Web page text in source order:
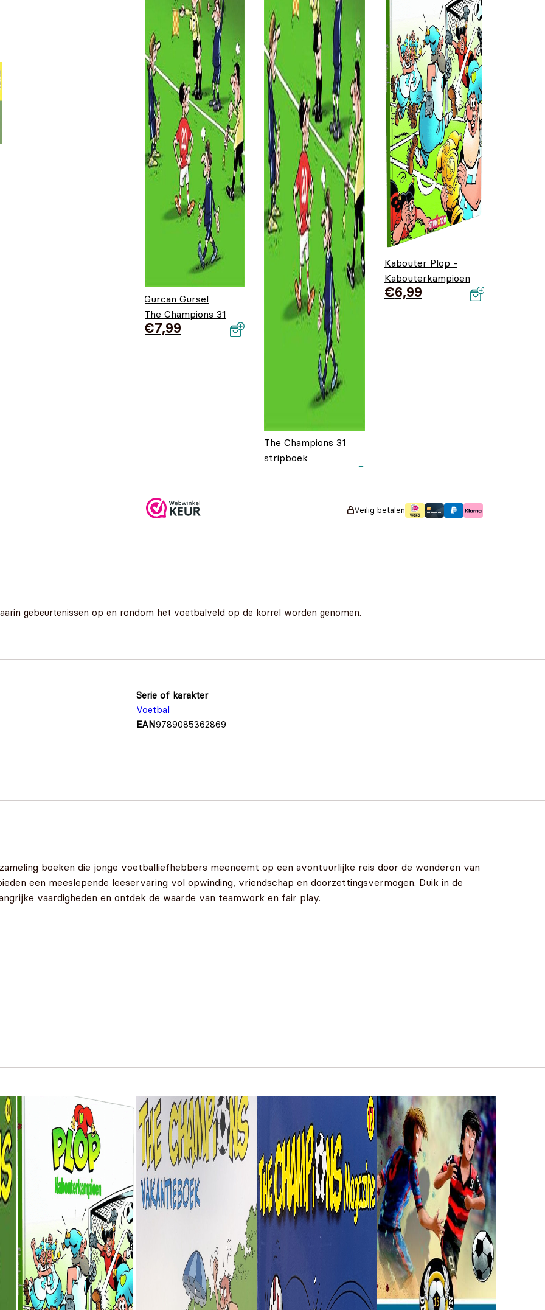
Gurcan Gursel
The Champions 31
€7,99
The Champions 31
stripboek
Kabouter Plop -
Kabouterkampioen
€6,99
Veilig betalen
gebeurtenissen op en rondom het voetbalveld op de korrel worden genomen.
Serie of karakter
Voetbal
EAN9789085362869
boeken die jonge voetballiefhebbers meeneemt op een avontuurlijke reis door de wonderen van
een meeslepende leeservaring vol opwinding, vriendschap en doorzettingsvermogen. Duik in de
vaardigheden en ontdek de waarde van teamwork en fair play.